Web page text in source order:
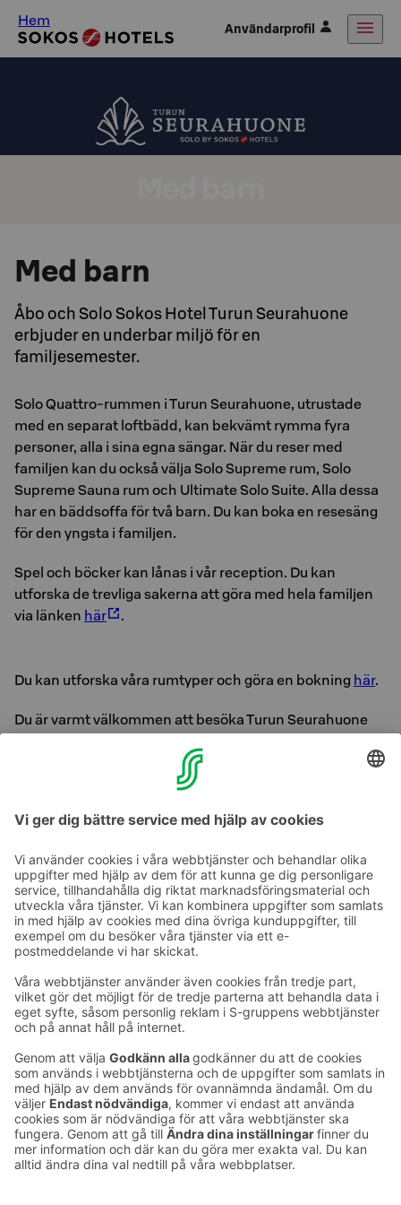
Hem Användarprofil
Med barn
Åbo och Solo Sokos Hotel Turun Seurahuone
erbjuder en underbar miljö för en
familjesemester.
Solo Quattro-rummen i Turun Seurahuone, utrustade
med en separat loftbädd, kan bekvämt rymma fyra
personer, alla i sina egna sängar. När du reser med
familjen kan du också välja Solo Supreme rum, Solo
Supreme Sauna rum och Ultimate Solo Suite. Alla dessa
har en bäddsoffa för två barn. Du kan boka en resesäng
för den yngsta i familjen.
Spel och böcker kan lånas i vår reception. Du kan
utforska de trevliga sakerna att göra med hela familjen
via länken här .
Du kan utforska våra rumtyper och göra en bokning här.
Du är varmt välkommen att besöka Turun Seurahuone
Solo Sokos Hotel Turun Seurahuone, Turku
Ta kontakt
Kontaktuppgifter till hotellen
Feedback
Ge feedback
Sokos Hotels nyhetsbrev
nyhetsbrev
Du får Sokos Hotellens senaste
förmåner och nyheter till din e-
post varje månad.
Utmärkelser och certifikat
Sokos Hotels i sociala medier
Sokos
Hotels på
Sokos
Hotels på
Sokos
Hotels
på
Sokos
Hotels i
Linkedin